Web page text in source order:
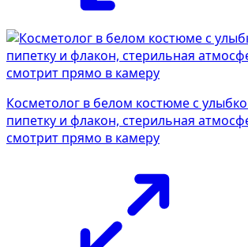
Косметолог в белом костюме с
пипетку и флакон, стерильная
смотрит прямо в камеру